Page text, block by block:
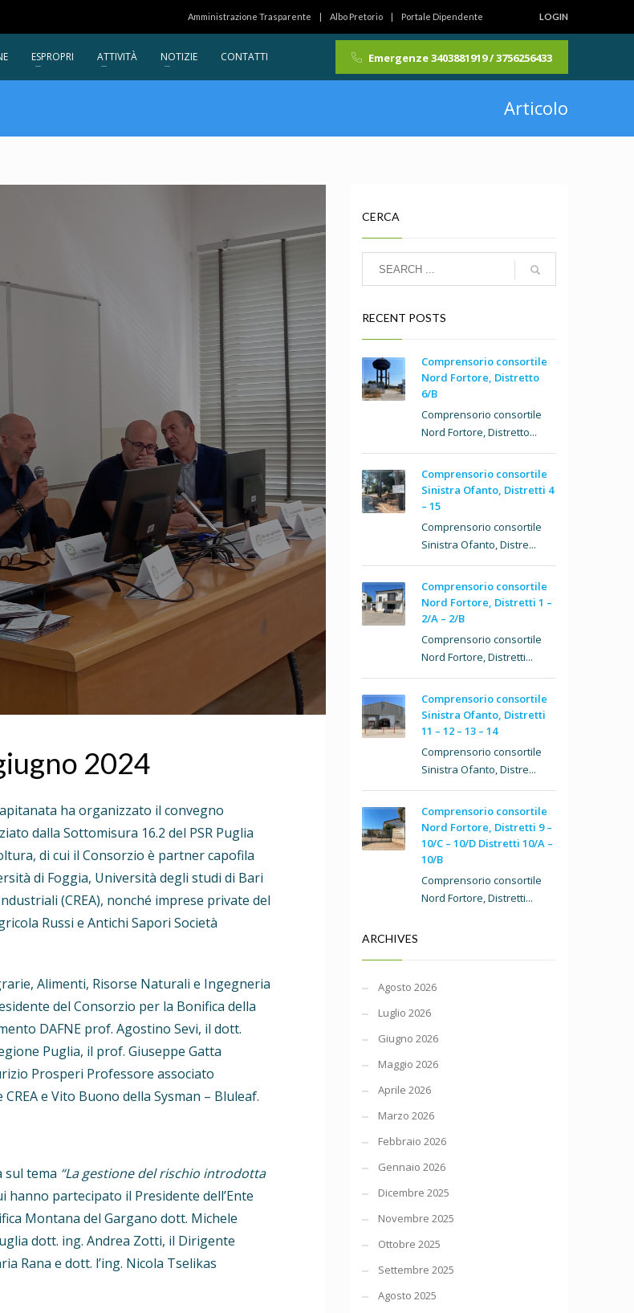
Amministrazione Trasparente Albo Pretorio Portale Dipendente LOGIN
ESPROPRI ATTIVITÀ NOTIZIE CONTATTI Emergenze 3403881919 / 3756256433
Articolo
2024
ha organizzato il convegno
dalla Sottomisura 16.2 del PSR Puglia
di cui il Consorzio è partner capofila
di Foggia, Università degli studi di Bari
(CREA), nonché imprese private del
Russi e Antichi Sapori Società
Alimenti, Risorse Naturali e Ingegneria
del Consorzio per la Bonifica della
DAFNE prof. Agostino Sevi, il dott.
Puglia, il prof. Giuseppe Gatta
Prosperi Professore associato
e Vito Buono della Sysman – Bluleaf.
sul tema “La gestione del rischio introdotta
hanno partecipato il Presidente dell’Ente
Montana del Gargano dott. Michele
dott. ing. Andrea Zotti, il Dirigente
Rana e dott. l’ing. Nicola Tselikas
CERCA
RECENT POSTS
Comprensorio consortile
Nord Fortore, Distretto
6/B
Comprensorio consortile
Nord Fortore, Distretto...
Comprensorio consortile
Sinistra Ofanto, Distretti 4
– 15
Comprensorio consortile
Sinistra Ofanto, Distre...
Comprensorio consortile
Nord Fortore, Distretti 1 –
2/A – 2/B
Comprensorio consortile
Nord Fortore, Distretti...
Comprensorio consortile
Sinistra Ofanto, Distretti
11 – 12 – 13 – 14
Comprensorio consortile
Sinistra Ofanto, Distre...
Comprensorio consortile
Nord Fortore, Distretti 9 –
10/C – 10/D Distretti 10/A –
10/B
Comprensorio consortile
Nord Fortore, Distretti...
ARCHIVES
Agosto 2026
Luglio 2026
Giugno 2026
Maggio 2026
Aprile 2026
Marzo 2026
Febbraio 2026
Gennaio 2026
Dicembre 2025
Novembre 2025
Ottobre 2025
Settembre 2025
Agosto 2025